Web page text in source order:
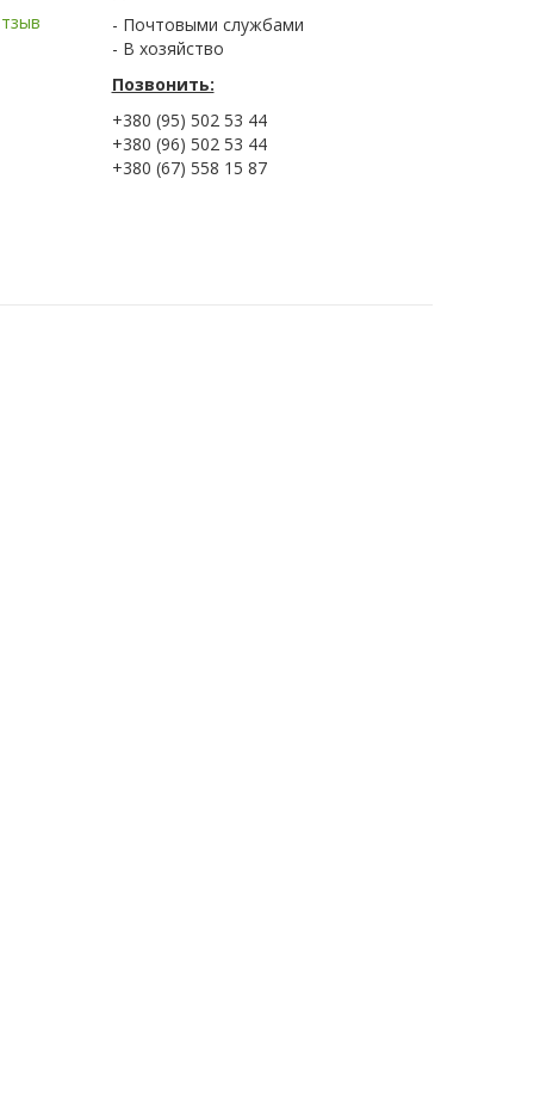
- Почтовыми службами
- В хозяйство
Позвонить:
+380 (95) 502 53 44
+380 (96) 502 53 44
+380 (67) 558 15 87